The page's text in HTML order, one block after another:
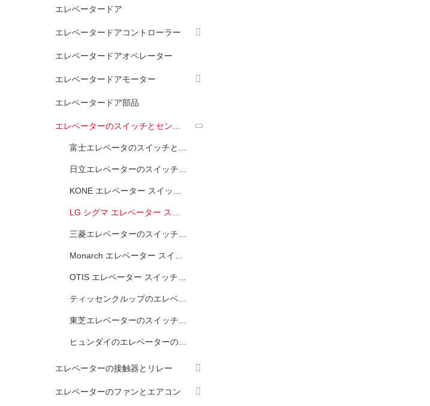
エレベータードア
エレベータードアコントローラー
エレベータードアオペレーター
エレベータードアモーター
エレベータードア部品
エレベーターの接触器とリレー
エレベーターのファンとエアコン